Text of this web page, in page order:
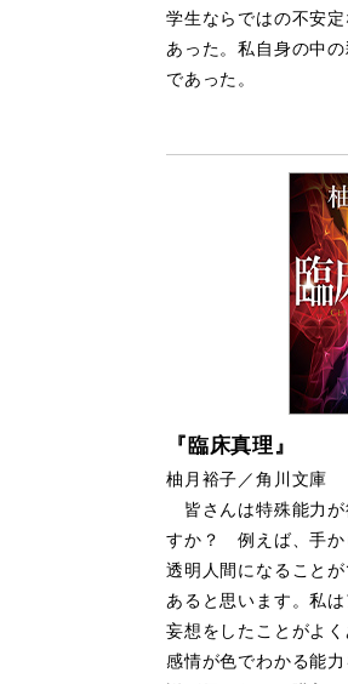
学生ならではの不安
あった。私自身の中
であった。
『臨床真理』
柚月裕子／角川文庫
皆さんは特殊能力が
すか？ 例えば、手か
透明人間になること
あると思います。私
妄想をしたことがよ
感情が色でわかる能